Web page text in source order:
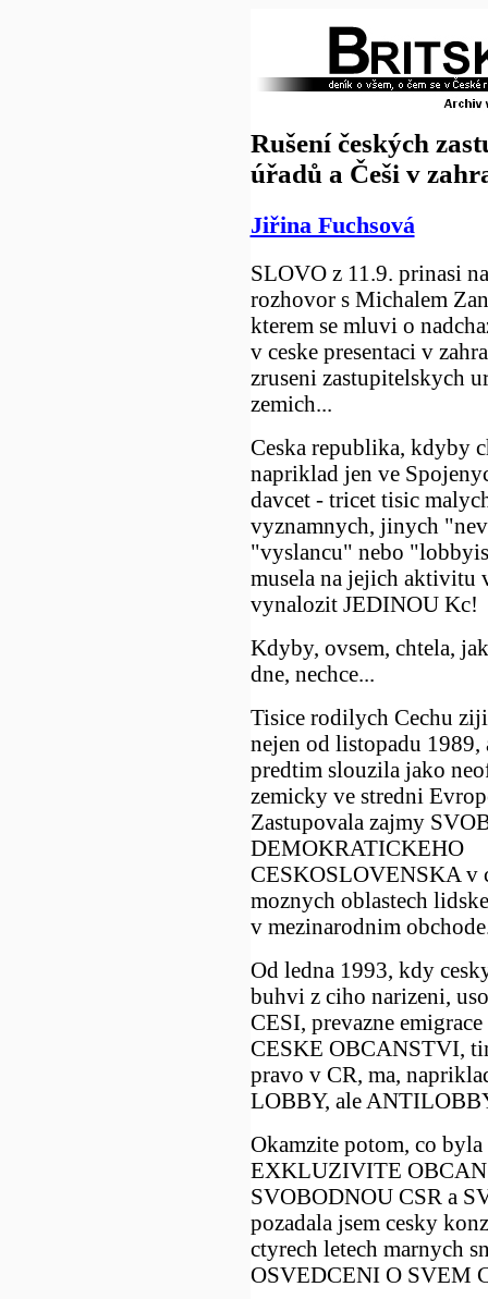
Rušení českých
úřadů a Češi v
Jiřina Fuchsová
SLOVO z 11.9. prinasi
rozhovor s Michalem
kterem se mluvi o
v ceske presentaci v
zruseni zastupitelskych
zemich...
Ceska republika, kdyby
napriklad jen ve
davcet - tricet tisic
vyznamnych, jinych
"vyslancu" nebo
musela na jejich aktivitu
vynalozit JEDINOU Kc!
Kdyby, ovsem, chtela,
dne, nechce...
Tisice rodilych Cechu
nejen od listopadu 1989,
predtim slouzila jako
zemicky ve stredni
Zastupovala zajmy
DEMOKRATICKEHO
CESKOSLOVENSKA v
moznych oblastech
v mezinarodnim
Od ledna 1993, kdy
buhvi z ciho narizeni,
CESI, prevazne
CESKE OBCANSTVI,
pravo v CR, ma,
LOBBY, ale
Okamzite potom, co
EXKLUZIVITE
SVOBODNOU CSR a
pozadala jsem cesky
ctyrech letech marnych
OSVEDCENI O SVEM